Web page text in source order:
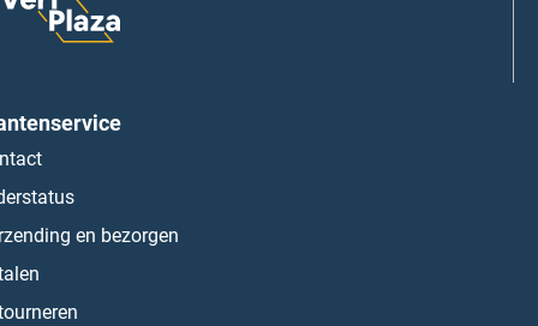
en bezorgen